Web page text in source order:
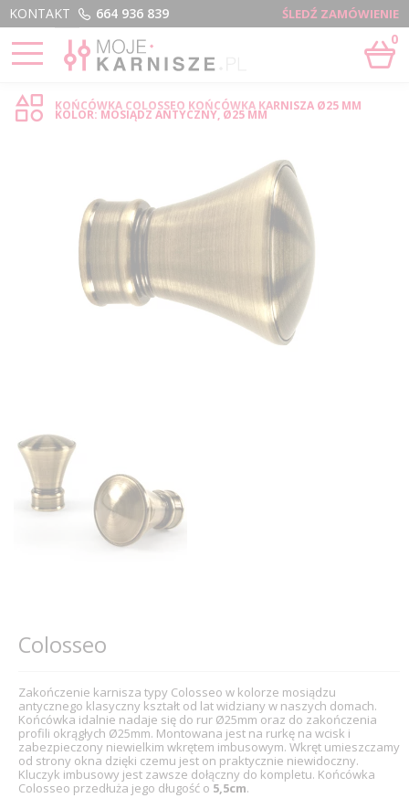
Menu
KONTAKT ŚLEDŹ ZAMÓWIENIE
664 936 839
0
STRONA GŁÓWNA › COLOSSEO - SKLEP INTERNETOWY
KOŃCÓWKA COLOSSEO KOŃCÓWKA KARNISZA Ø25 MM
KOLOR: MOSIĄDZ ANTYCZNY, Ø25 MM
Colosseo
Zakończenie karnisza typy Colosseo w kolorze mosiądzu
antycznego klasyczny kształt od lat widziany w naszych domach.
Końcówka idalnie nadaje się do rur Ø25mm oraz do zakończenia
profili okrągłych Ø25mm. Montowana jest na rurkę na wcisk i
zabezpieczony niewielkim wkrętem imbusowym. Wkręt umieszczamy
od strony okna dzięki czemu jest on praktycznie niewidoczny.
Kluczyk imbusowy jest zawsze dołączny do kompletu. Końcówka
Colosseo przedłuża jego długość o 5,5cm.